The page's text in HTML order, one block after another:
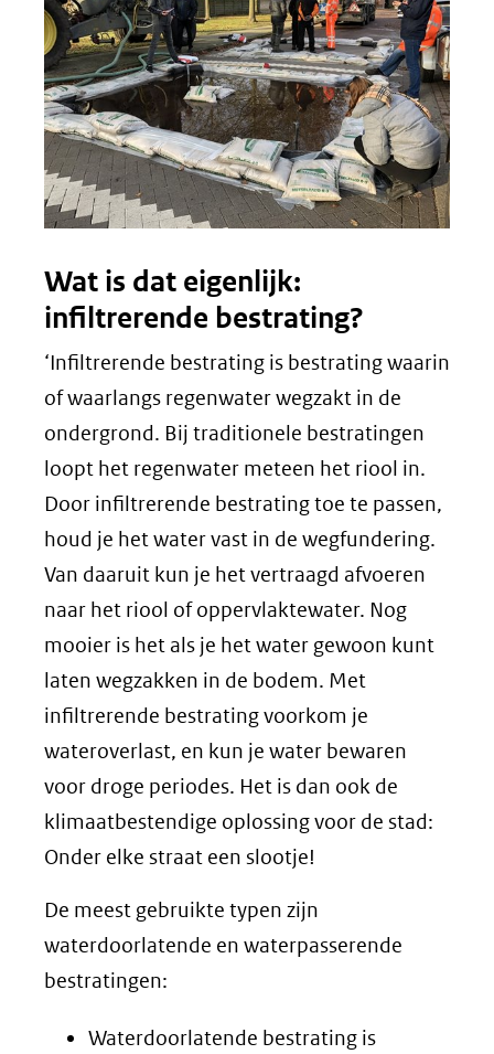
Wat is dat eigenlijk:
infiltrerende bestrating?
‘Infiltrerende bestrating is bestrating waarin
of waarlangs regenwater wegzakt in de
ondergrond. Bij traditionele bestratingen
loopt het regenwater meteen het riool in.
Door infiltrerende bestrating toe te passen,
houd je het water vast in de wegfundering.
Van daaruit kun je het vertraagd afvoeren
naar het riool of oppervlaktewater. Nog
mooier is het als je het water gewoon kunt
laten wegzakken in de bodem. Met
infiltrerende bestrating voorkom je
wateroverlast, en kun je water bewaren
voor droge periodes. Het is dan ook de
klimaatbestendige oplossing voor de stad:
Onder elke straat een slootje!
De meest gebruikte typen zijn
waterdoorlatende en waterpasserende
bestratingen:
Waterdoorlatende bestrating is